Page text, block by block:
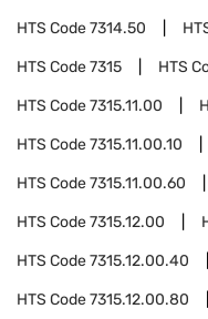
HTS Code7314.50
HTS Code7315 HTS
HTS Code7315.11.00
HTS Code7315.11.00.10
HTS Code7315.11.00.60
HTS Code7315.12.00
HTS Code7315.12.00.40
HTS Code7315.12.00.80